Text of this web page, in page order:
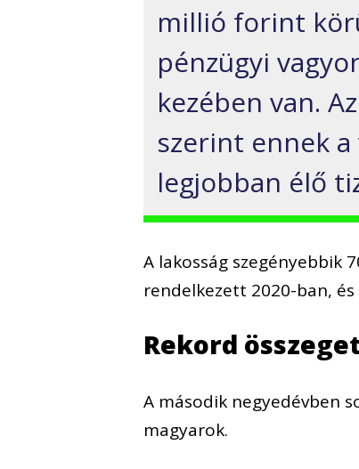
millió forint
pénzügyi
kezében van.
szerint ennek
legjobban élő
A lakosság szegényebbik
rendelkezett 2020-ban,
Rekord
A második negyedévben
magyarok.